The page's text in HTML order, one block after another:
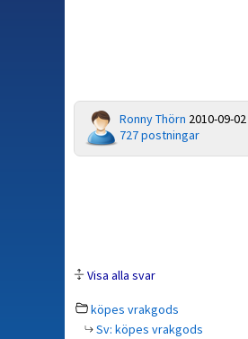
Ronny Thörn 2010-09-
727 postningar
Visa alla svar
köpes vrakgods
Sv: köpes vrakgods